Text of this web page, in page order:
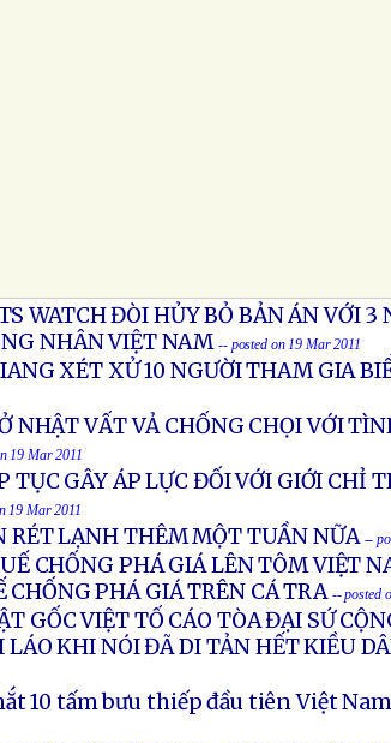
WATCH ĐÒI HỦY BỎ BẢN ÁN VỚI 3
NHÂN VIỆT NAM-- posted on 19 Mar 2011
XÉT XỬ 10 NGƯỜI THAM GIA
NHẬT VẤT VẢ CHỐNG CHỌI VỚI
19 Mar 2011
TỤC GÂY ÁP LỰC ĐỐI VỚI GIỚI CHỈ
19 Mar 2011
RÉT LẠNH THÊM MỘT TUẦN NỮA --
CHỐNG PHÁ GIÁ LÊN TÔM VIỆT
PHÁ GIÁ TRÊN CÁ TRA -- posted
GỐC VIỆT TỐ CÁO TÒA ĐẠI SỨ
LÁO KHI NÓI ĐÃ DI TẢN HẾT KIỀU
10 tấm bưu thiếp đầu tiên Việt